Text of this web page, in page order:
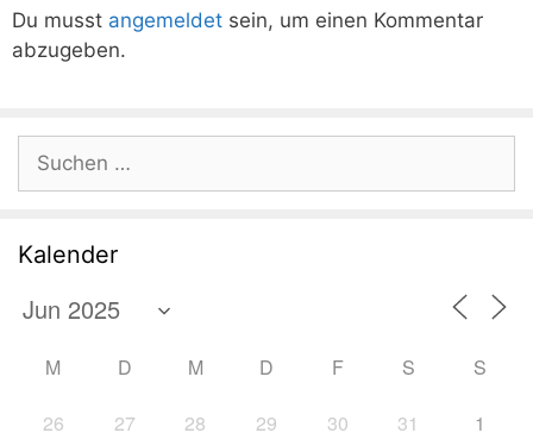
Du musst angemeldet sein, um einen Kommentar
abzugeben.
nach:
Kalender
M D M D F S S
26 27 28 29 30 31 1